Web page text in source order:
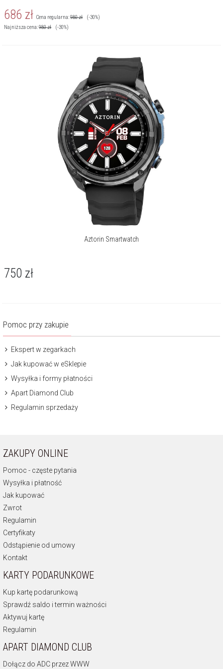
686 zł Cena regularna:980zł
(-30%)
Najniższa cena:980zł (-30%)
Aztorin Smartwatch
750 zł
Pomoc przy zakupie
Ekspert w zegarkach
Jak kupować w eSklepie
Wysyłka i formy płatności
Apart Diamond Club
Regulamin sprzedaży
ZAKUPY ONLINE
Pomoc - częste pytania
Wysyłka i płatność
Jak kupować
Zwrot
Regulamin
Certyfikaty
Odstąpienie od umowy
Kontakt
KARTY PODARUNKOWE
Kup kartę podarunkową
Sprawdź saldo i termin ważności
Aktywuj kartę
Regulamin
APART DIAMOND CLUB
Dołącz do ADC przez WWW